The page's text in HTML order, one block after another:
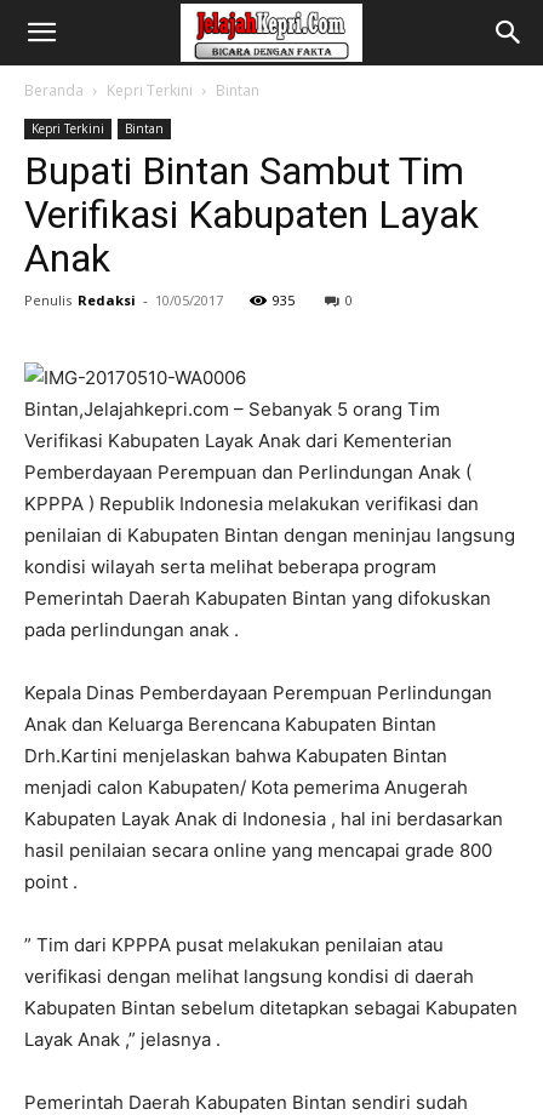
Beranda Kepri Terkini Bintan
Kepri Terkini Bintan
Bupati Bintan Sambut Tim
Verifikasi Kabupaten Layak
Anak
Penulis Redaksi - 10/05/2017 935 0
Bintan,Jelajahkepri.com – Sebanyak 5 orang Tim
Verifikasi Kabupaten Layak Anak dari Kementerian
Pemberdayaan Perempuan dan Perlindungan Anak (
KPPPA ) Republik Indonesia melakukan verifikasi dan
penilaian di Kabupaten Bintan dengan meninjau langsung
kondisi wilayah serta melihat beberapa program
Pemerintah Daerah Kabupaten Bintan yang difokuskan
pada perlindungan anak .
Kepala Dinas Pemberdayaan Perempuan Perlindungan
Anak dan Keluarga Berencana Kabupaten Bintan
Drh.Kartini menjelaskan bahwa Kabupaten Bintan
menjadi calon Kabupaten/ Kota pemerima Anugerah
Kabupaten Layak Anak di Indonesia , hal ini berdasarkan
hasil penilaian secara online yang mencapai grade 800
point .
” Tim dari KPPPA pusat melakukan penilaian atau
verifikasi dengan melihat langsung kondisi di daerah
Kabupaten Bintan sebelum ditetapkan sebagai Kabupaten
Layak Anak ,” jelasnya .
Pemerintah Daerah Kabupaten Bintan sendiri sudah